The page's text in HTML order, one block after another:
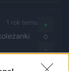
1 rok temu +
0
-